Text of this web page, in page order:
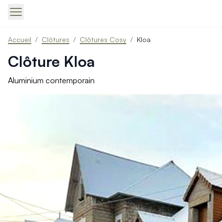
Produits > Portails > Portails contemporains
Produits > Portails > Portails traditionnels
Produits > Portails > Portails architectes
Produits > Portails > Portails avec décors
Produits > Portails > Portails économiques
Produits > Portillons > Portillons traditionnels
Produits > Portillons > Portillons architectes
Produits > Portillons > Portillons décoratifs
Produits > Portillons > Motorisation Portillon
Produits > Portillons > Ouvertures Spéciales
Produits > Clôtures > Toutes nos clôtures
Accueil / Clôtures / Clôtures Cosy / Kloa
Clôture Kloa
Aluminium contemporain